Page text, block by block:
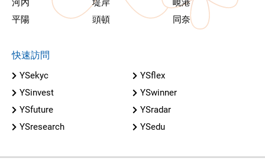
河內 堤岸
峴港
平陽
頭頓 同奈
快速訪問
YSekyc
YSflex
YSinvest
YSwinner
YSfuture
YSradar
YSresearch
YSedu